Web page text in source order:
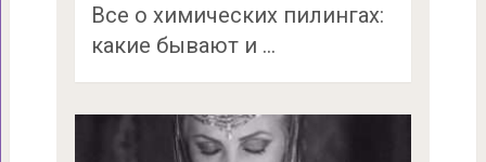
Все о химических пилингах:
какие бывают и …